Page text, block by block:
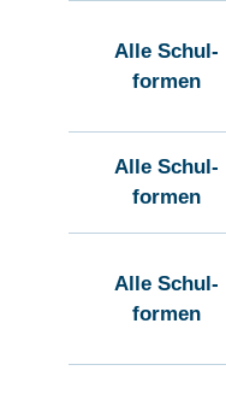
Alle Schul-
formen
Alle Schul-
formen
Alle Schul-
formen